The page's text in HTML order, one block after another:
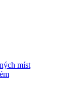
míst